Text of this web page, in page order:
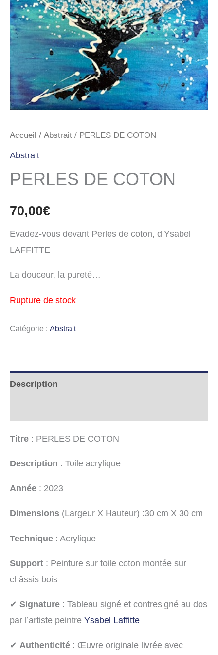
Accueil / Abstrait / PERLES DE COTON
Abstrait
PERLES DE COTON
70,00€
Evadez-vous devant Perles de coton, d’Ysabel
LAFFITTE
La douceur, la pureté…
Rupture de stock
Catégorie : Abstrait
Description
Titre : PERLES DE COTON
Description : Toile acrylique
Année : 2023
Dimensions (Largeur X Hauteur) :30 cm X 30 cm
Technique : Acrylique
Support : Peinture sur toile coton montée sur
châssis bois
✔ Signature : Tableau signé et contresigné au dos
par l’artiste peintre Ysabel Laffitte
✔ Authenticité : Œuvre originale livrée avec